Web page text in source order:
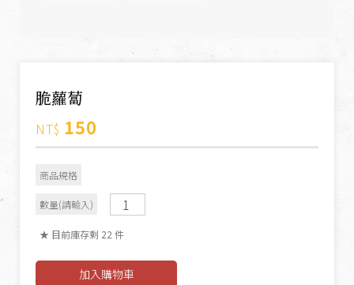
脆蘿蔔
NT$ 150
商品規格
數量(請輸入)
★ 目前庫存剩 22 件